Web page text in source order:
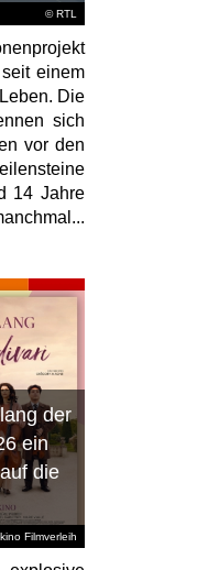
© RTL
einem
Die
sich
vor den
14 Jahre
Filmverleih
der
ein
die